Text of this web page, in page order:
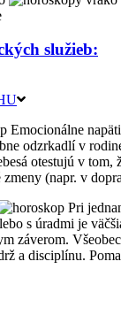
služieb:
Emocionálne
odzrkadlí v
otestujú v tom,
(napr. v
Pri
s úradmi je
záverom.
a disciplínu.